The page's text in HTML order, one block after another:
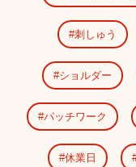
刺しゅう
ショルダー
パッチワーク
休業日